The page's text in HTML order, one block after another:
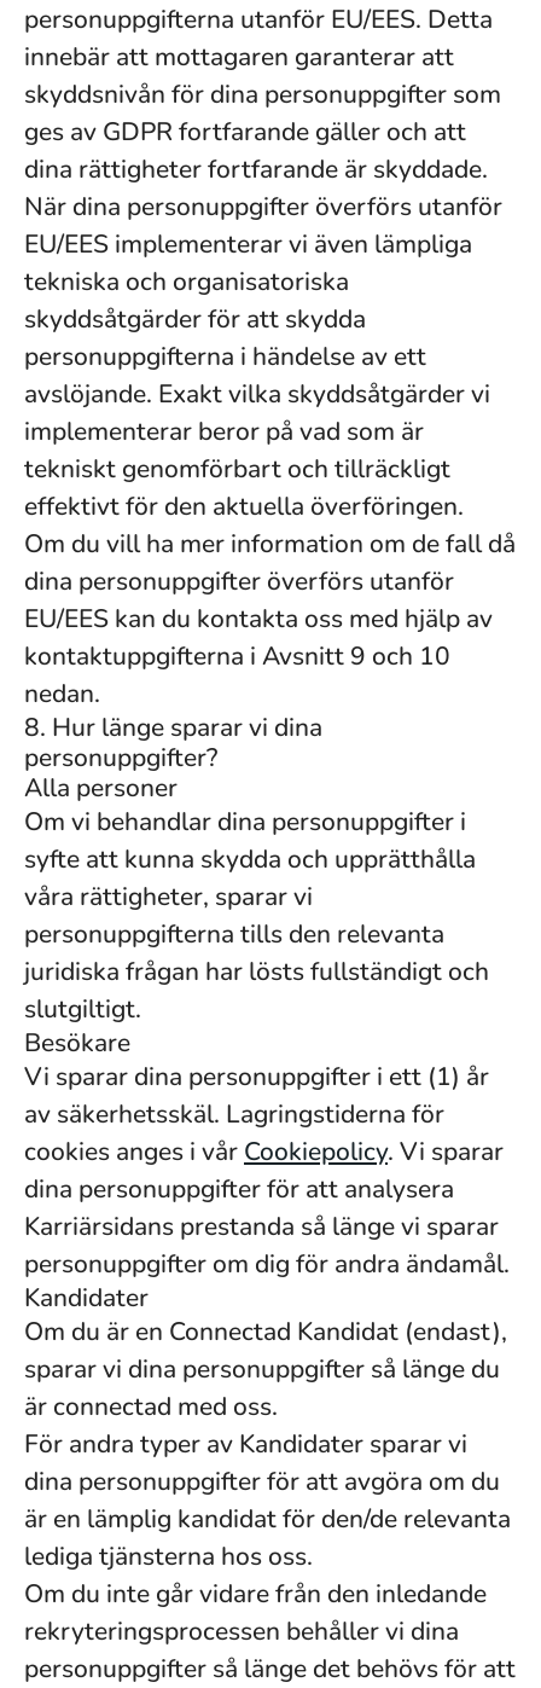
personuppgifterna utanför EU/EES. Detta
innebär att mottagaren garanterar att
skyddsnivån för dina personuppgifter som
ges av GDPR fortfarande gäller och att
dina rättigheter fortfarande är skyddade.
När dina personuppgifter överförs utanför
EU/EES implementerar vi även lämpliga
tekniska och organisatoriska
skyddsåtgärder för att skydda
personuppgifterna i händelse av ett
avslöjande. Exakt vilka skyddsåtgärder vi
implementerar beror på vad som är
tekniskt genomförbart och tillräckligt
effektivt för den aktuella överföringen.
Om du vill ha mer information om de fall då
dina personuppgifter överförs utanför
EU/EES kan du kontakta oss med hjälp av
kontaktuppgifterna i Avsnitt 9 och 10
nedan.
8. Hur länge sparar vi dina
personuppgifter?
Alla personer
Om vi ​​behandlar dina personuppgifter i
syfte att kunna skydda och upprätthålla
våra rättigheter, sparar vi
personuppgifterna tills den relevanta
juridiska frågan har lösts fullständigt och
slutgiltigt.
Besökare
Vi sparar dina personuppgifter i ett (1) år
av säkerhetsskäl. Lagringstiderna för
cookies anges i vår Cookiepolicy. Vi sparar
dina personuppgifter för att analysera
Karriärsidans prestanda så länge vi sparar
personuppgifter om dig för andra ändamål.
Kandidater
Om du är en Connectad Kandidat (endast),
sparar vi dina personuppgifter så länge du
är connectad med oss.
För andra typer av Kandidater sparar vi
dina personuppgifter för att avgöra om du
är en lämplig kandidat för den/de relevanta
lediga tjänsterna hos oss.
Om du inte går vidare från den inledande
rekryteringsprocessen behåller vi dina
personuppgifter så länge det behövs för att